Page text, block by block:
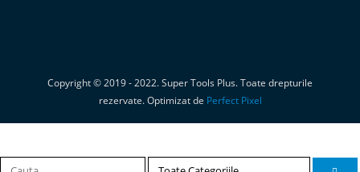
Copyright © 2019 - 2022. Super Tools Plus. Toate drepturile
rezervate. Optimizat de Perfect Pixel